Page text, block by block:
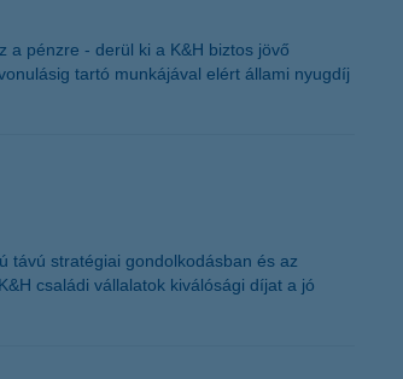
a pénzre - derül ki a K&H biztos jövő
tartó munkájával elért állami nyugdíj
távú stratégiai gondolkodásban és az
családi vállalatok kiválósági díjat a jó